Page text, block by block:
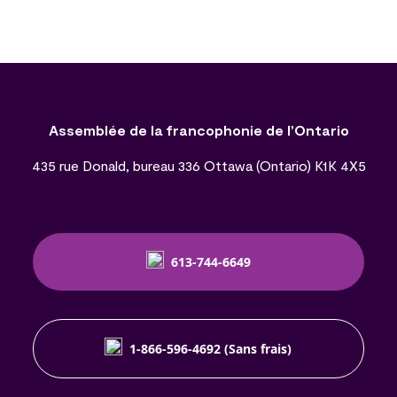
Assemblée de la francophonie de l’Ontario
435 rue Donald, bureau 336 Ottawa (Ontario) K1K 4X5
613-744-6649
1-866-596-4692 (Sans frais)